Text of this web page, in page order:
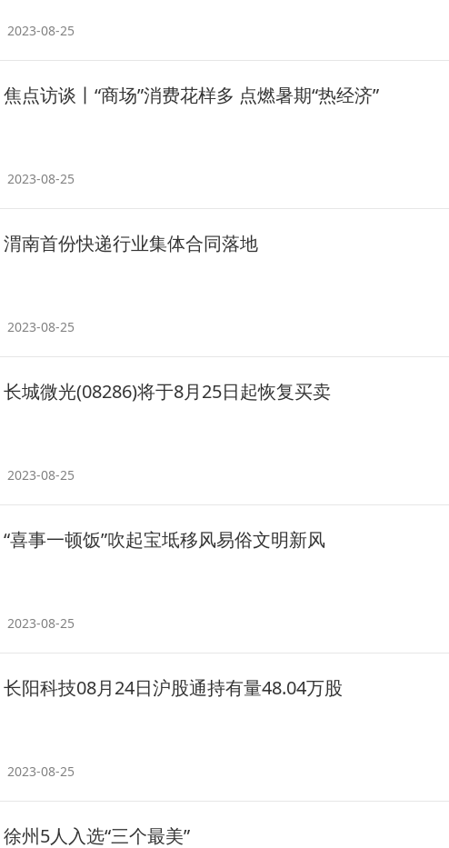
2023-08-25
焦点访谈丨“商场”消费花样多 点燃暑期“热经济”
2023-08-25
渭南首份快递行业集体合同落地
2023-08-25
长城微光(08286)将于8月25日起恢复买卖
2023-08-25
“喜事一顿饭”吹起宝坻移风易俗文明新风
2023-08-25
长阳科技08月24日沪股通持有量48.04万股
2023-08-25
徐州5人入选“三个最美”